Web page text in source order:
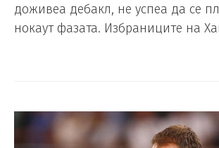
доживеа дебакл, не успеа да се
нокаут фазата. Избраниците на